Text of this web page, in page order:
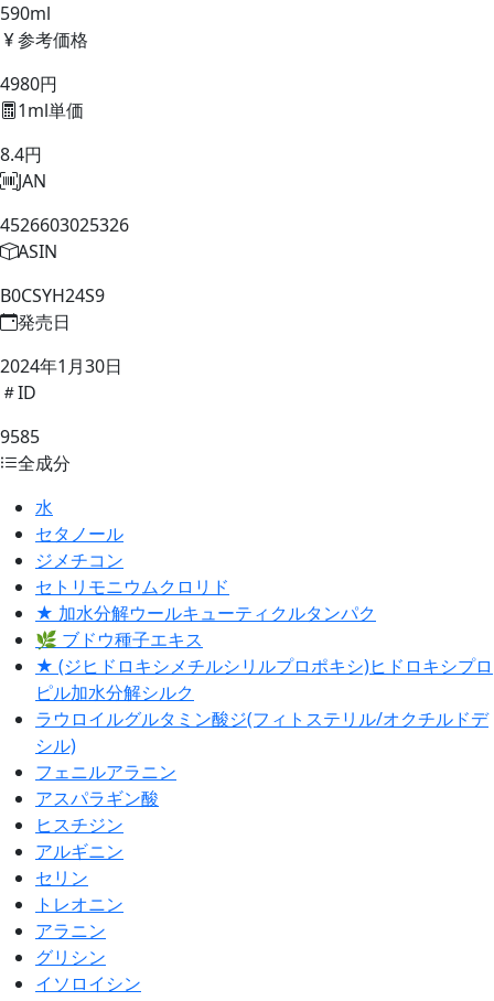
590ml
参考価格
4980円
1ml単価
8.4円
JAN
4526603025326
ASIN
B0CSYH24S9
発売日
2024年1月30日
ID
9585
全成分
水
セタノール
ジメチコン
セトリモニウムクロリド
★ 加水分解ウールキューティクルタンパク
🌿 ブドウ種子エキス
★ (ジヒドロキシメチルシリルプロポキシ)ヒドロキシプロ
ピル加水分解シルク
ラウロイルグルタミン酸ジ(フィトステリル/オクチルドデ
シル)
フェニルアラニン
アスパラギン酸
ヒスチジン
アルギニン
セリン
トレオニン
アラニン
グリシン
イソロイシン